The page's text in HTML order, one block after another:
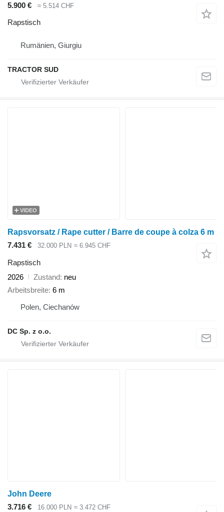
5.900 € ≈ 5.514 CHF
Rapstisch
Rumänien, Giurgiu
TRACTOR SUD
VIDEO
Rapsvorsatz / Rape cutter / Barre de coupe à colza 6 m
7.431 €
32.000 PLN ≈ 6.945 CHF
Rapstisch
2026
Zustand neu
Arbeitsbreite 6 m
Polen, Ciechanów
DC Sp. z o.o.
John Deere
3.716 €
16.000 PLN ≈ 3.472 CHF